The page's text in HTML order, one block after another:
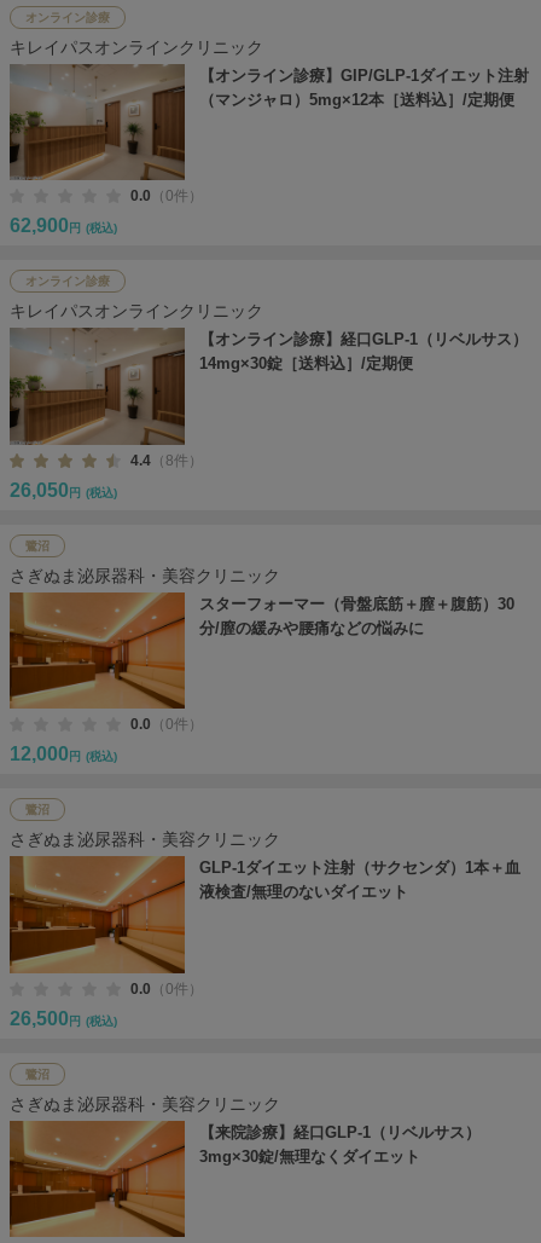
オンライン診療
キレイパスオンラインクリニック
【オンライン診療】GIP/GLP-1ダイエット注射
（マンジャロ）5mg×12本［送料込］/定期便
0.0 （0件）
62,900 円 (税込)
オンライン診療
キレイパスオンラインクリニック
【オンライン診療】経口GLP-1（リベルサス）
14mg×30錠［送料込］/定期便
4.4 （8件）
26,050 円 (税込)
鷺沼
さぎぬま泌尿器科・美容クリニック
スターフォーマー（骨盤底筋＋膣＋腹筋）30
分/膣の緩みや腰痛などの悩みに
0.0 （0件）
12,000 円 (税込)
鷺沼
さぎぬま泌尿器科・美容クリニック
GLP-1ダイエット注射（サクセンダ）1本＋血
液検査/無理のないダイエット
0.0 （0件）
26,500 円 (税込)
鷺沼
さぎぬま泌尿器科・美容クリニック
【来院診療】経口GLP-1（リベルサス）
3mg×30錠/無理なくダイエット